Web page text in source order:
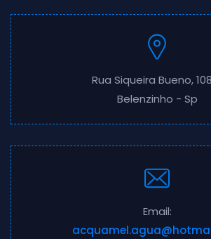
Rua Siqueira Bueno,
Belenzinho - Sp
Email: